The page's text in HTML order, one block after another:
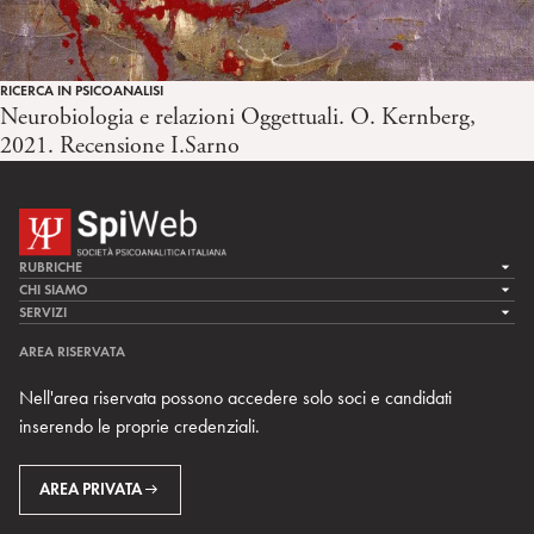
RICERCA IN PSICOANALISI
Neurobiologia e relazioni Oggettuali. O. Kernberg,
2021. Recensione I.Sarno
RUBRICHE
LA CURA
LA RICERCA
MULTIMEDIA
CHI SIAMO
LA SPI
TEAM DI SPIWEB
CONTATTI
RIVISTE
SERVIZI
ARCHIVIO STORICO
AREA RISERVATA
Nell'area riservata possono accedere solo soci e candidati
inserendo le proprie credenziali.
AREA PRIVATA